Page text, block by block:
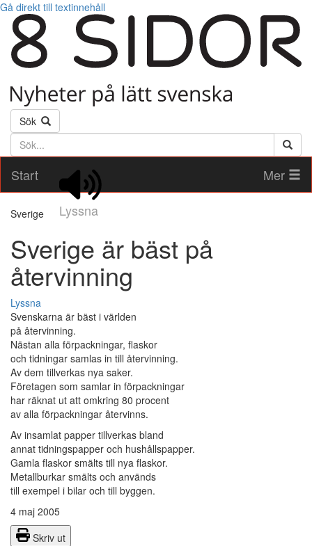
Gå direkt till textinnehåll
Sök
Söktext
Start
Lyssna
Mer
Sverige
Sverige är bäst på
återvinning
Lyssna
Svenskarna är bäst i världen
på återvinning.
Nästan alla förpackningar, flaskor
och tidningar samlas in till återvinning.
Av dem tillverkas nya saker.
Företagen som samlar in förpackningar
har räknat ut att omkring 80 procent
av alla förpackningar återvinns.
Av insamlat papper tillverkas bland
annat tidningspapper och hushållspapper.
Gamla flaskor smälts till nya flaskor.
Metallburkar smälts och används
till exempel i bilar och till byggen.
4 maj 2005
Skriv ut